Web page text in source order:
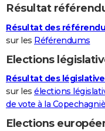
S'inscrire
Se connecter
Lycées
Collèges
Primaires
Universités
Entreprises
Service militaire
Avis de recherche
AVIS DE DÉCÈS
FORUM
Bricolage
Lifestyle
Culture
Sport
Auto
Television
Voyage
Cinema
Résultat
Résultat des
sur les Référendums
Elections
Résultat des
sur les élections
de vote à la
Elections